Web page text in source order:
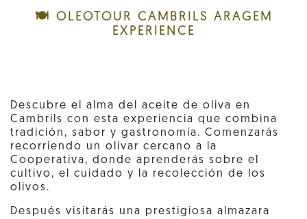
🍽️ OLEOTOUR CAMBRILS ARAGEM
EXPERIENCE
Descubre el alma del aceite de oliva en
Cambrils con esta experiencia que combina
tradición, sabor y gastronomía. Comenzarás
recorriendo un olivar cercano a la
Cooperativa, donde aprenderás sobre el
cultivo, el cuidado y la recolección de los
olivos.
Después visitarás una prestigiosa almazara